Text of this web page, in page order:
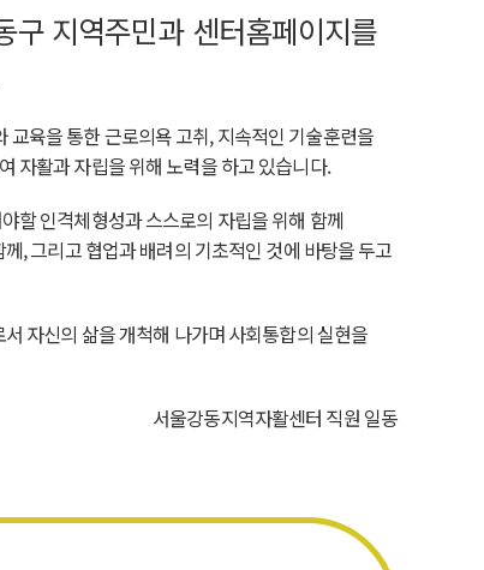
구 지역주민과 센터홈페이지를
육을 통한 근로의욕 고취, 지속적인 기술훈련을
자활과 자립을 위해 노력을 하고 있습니다.
할 인격체형성과 스스로의 자립을 위해 함께
, 그리고 협업과 배려의 기초적인 것에 바탕을 두고
자신의 삶을 개척해 나가며 사회통합의 실현을
서울강동지역자활센터 직원 일동